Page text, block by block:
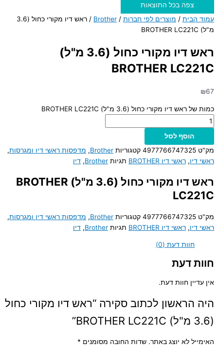
צפה בכל התוצאות
עמוד הבית / מוצרים לפי חברות /
Brother
/ ראש דיו מקורי כחול (3.6
מ"ל) BROTHER LC221C
ראש דיו מקורי כחול (3.6 מ"ל)
BROTHER LC221C
₪67
כמות של ראש דיו מקורי כחול (3.6 מ"ל) BROTHER LC221C
הוסף לסל
מק"ט 4977766747325 קטגוריות Brother
, מדפסות ראשי דיו ומגרסות,
ראשי דיו, ראשי דיו BROTHER תגיות Brother
, דיו
ראש דיו מקורי כחול (3.6 מ"ל) BROTHER
LC221C
מק"ט 4977766747325 קטגוריות Brother
, מדפסות ראשי דיו ומגרסות,
ראשי דיו, ראשי דיו BROTHER תגיות Brother
, דיו
חוות דעת (0)
חוות דעת
אין עדיין חוות דעת.
היה הראשון לכתוב סקירה “ראש דיו מקורי כחול
(3.6 מ"ל) BROTHER LC221C”
האימייל לא יוצג באתר. שדות החובה מסומנים *